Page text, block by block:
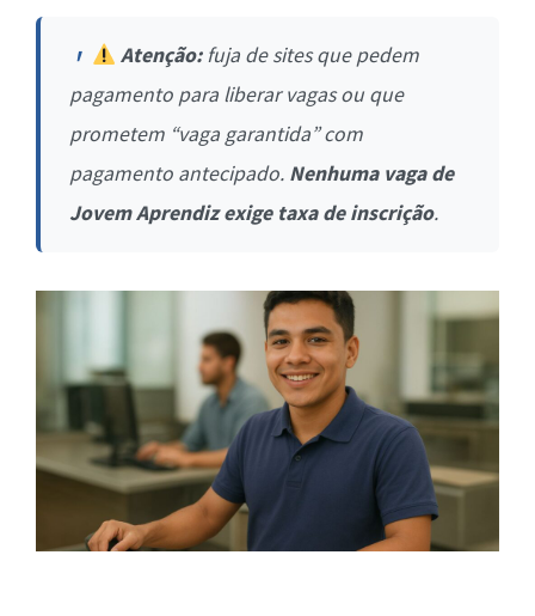
Atenção:fuja de sites que pedem
pagamento para liberar vagas ou que
prometem “vaga garantida” com
pagamento antecipado. Nenhuma vaga de
Jovem Aprendiz exige taxa de inscrição.